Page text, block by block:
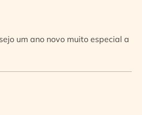
um ano novo muito especial a